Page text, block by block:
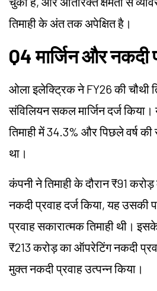
तिमाही के अंत तक अपेक्षित है।
Q4 मार्जिन और नकदी
ओला इलेक्ट्रिक ने FY26 की चौथी
संविलियन सकल मार्जिन दर्ज
तिमाही में 34.3% और पिछले वर्ष की
था।
कंपनी ने तिमाही के दौरान ₹91
नकदी प्रवाह दर्ज किया, यह उसकी
प्रवाह सकारात्मक तिमाही थी।
₹213 करोड़ का ऑपरेटिंग नकदी
मुक्त नकदी प्रवाह उत्पन्न किया।